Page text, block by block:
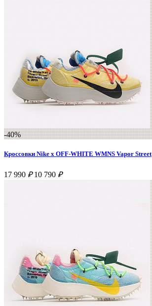
-40%
Кроссовки Nike x OFF-WHITE WMNS Vapor Street
17 990 ₽ 10 790 ₽